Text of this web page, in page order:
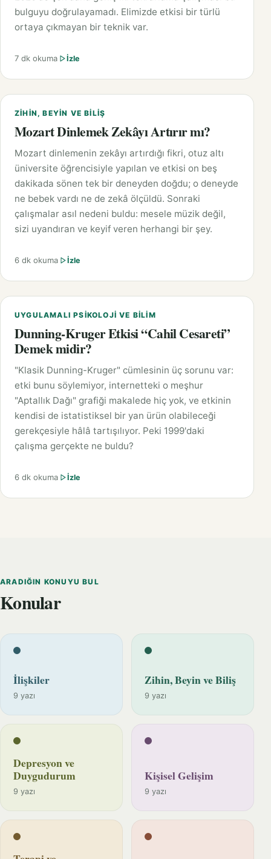
bulguyu doğrulayamadı. Elimizde etkisi bir türlü
ortaya çıkmayan bir teknik var.
7 dk okuma İzle
ZIHIN, BEYIN VE BILIŞ
Mozart Dinlemek Zekâyı Artırır mı?
Mozart dinlemenin zekâyı artırdığı fikri, otuz altı
üniversite öğrencisiyle yapılan ve etkisi on beş
dakikada sönen tek bir deneyden doğdu; o deneyde
ne bebek vardı ne de zekâ ölçüldü. Sonraki
çalışmalar asıl nedeni buldu: mesele müzik değil,
sizi uyandıran ve keyif veren herhangi bir şey.
6 dk okuma İzle
UYGULAMALI PSIKOLOJI VE BILIM
Dunning-Kruger Etkisi “Cahil Cesareti”
Demek midir?
"Klasik Dunning-Kruger" cümlesinin üç sorunu var:
etki bunu söylemiyor, internetteki o meşhur
"Aptallık Dağı" grafiği makalede hiç yok, ve etkinin
kendisi de istatistiksel bir yan ürün olabileceği
gerekçesiyle hâlâ tartışılıyor. Peki 1999'daki
çalışma gerçekte ne buldu?
6 dk okuma İzle
ARADIĞIN KONUYU BUL
Konular
İlişkiler
9 yazı
Zihin, Beyin ve Biliş
9 yazı
Depresyon ve
Duygudurum
9 yazı
Kişisel Gelişim
9 yazı